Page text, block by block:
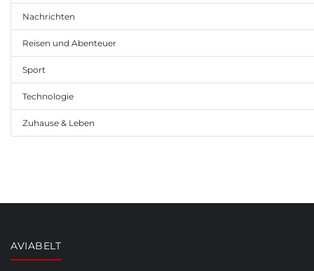
Nachrichten
Reisen und Abenteuer
Sport
Technologie
Zuhause & Leben
AVIABELT